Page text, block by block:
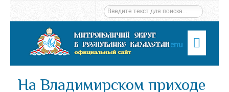
Menu
На Владимирском приходе